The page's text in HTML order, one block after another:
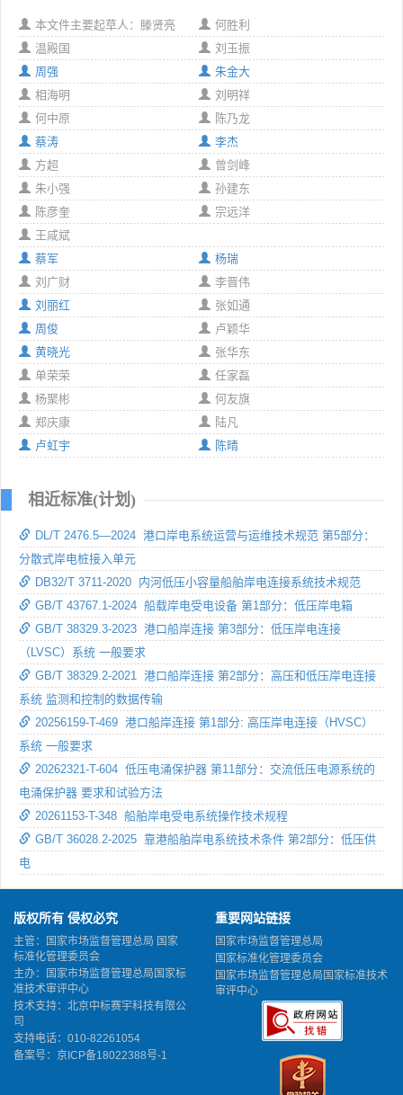
本文件主要起草人：滕贤亮
何胜利
温殿国
刘玉振
周强
朱金大
相海明
刘明祥
何中原
陈乃龙
蔡涛
李杰
方超
曾剑峰
朱小强
孙建东
陈彦奎
宗远洋
王咸斌
蔡军
杨瑞
刘广财
李晋伟
刘丽红
张如通
周俊
卢颖华
黄晓光
张华东
单荣荣
任家磊
杨聚彬
何友旗
郑庆康
陆凡
卢虹宇
陈晴
相近标准(计划)
DL/T 2476.5—2024 港口岸电系统运营与运维技术规范 第5部分：
分散式岸电桩接入单元
DB32/T 3711-2020 内河低压小容量船舶岸电连接系统技术规范
GB/T 43767.1-2024 船载岸电受电设备 第1部分：低压岸电箱
GB/T 38329.3-2023 港口船岸连接 第3部分：低压岸电连接
（LVSC）系统 一般要求
GB/T 38329.2-2021 港口船岸连接 第2部分：高压和低压岸电连接
系统 监测和控制的数据传输
20256159-T-469 港口船岸连接 第1部分: 高压岸电连接（HVSC）
系统 一般要求
20262321-T-604 低压电涌保护器 第11部分：交流低压电源系统的
电涌保护器 要求和试验方法
20261153-T-348 船舶岸电受电系统操作技术规程
GB/T 36028.2-2025 靠港船舶岸电系统技术条件 第2部分：低压供
电
版权所有 侵权必究
主管：国家市场监督管理总局 国家
标准化管理委员会
主办：国家市场监督管理总局国家标
准技术审评中心
技术支持：北京中标赛宇科技有限公
司
支持电话：010-82261054
备案号： 京ICP备18022388号-1
重要网站链接
国家市场监督管理总局
国家标准化管理委员会
国家市场监督管理总局国家标准技术
审评中心